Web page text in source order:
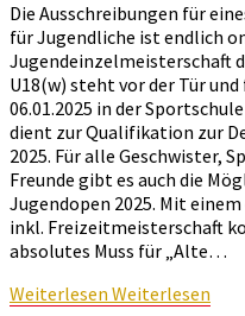
Die Ausschreibungen für
für Jugendliche ist endlich
Jugendeinzelmeisterschaft
U18(w) steht vor der Tür
06.01.2025 in der
dient zur Qualifikation zur
2025. Für alle Geschwister,
Freunde gibt es auch die
Jugendopen 2025. Mit
inkl. Freizeitmeisterschaft
absolutes Muss für „Alte…
Weiterlesen Weiterlesen